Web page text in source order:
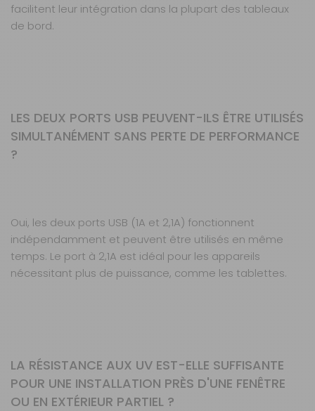
facilitent leur intégration dans la plupart des tableaux
de bord.
LES DEUX PORTS USB PEUVENT-ILS ÊTRE UTILISÉS
SIMULTANÉMENT SANS PERTE DE PERFORMANCE
?
Oui, les deux ports USB (1A et 2,1A) fonctionnent
indépendamment et peuvent être utilisés en même
temps. Le port à 2,1A est idéal pour les appareils
nécessitant plus de puissance, comme les tablettes.
LA RÉSISTANCE AUX UV EST-ELLE SUFFISANTE
POUR UNE INSTALLATION PRÈS D'UNE FENÊTRE
OU EN EXTÉRIEUR PARTIEL ?